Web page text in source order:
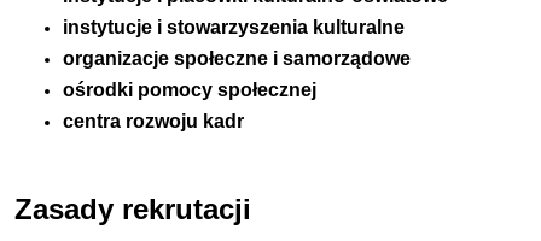
instytucje i stowarzyszenia kulturalne
organizacje społeczne i samorządowe
ośrodki pomocy społecznej
centra rozwoju kadr
Zasady rekrutacji